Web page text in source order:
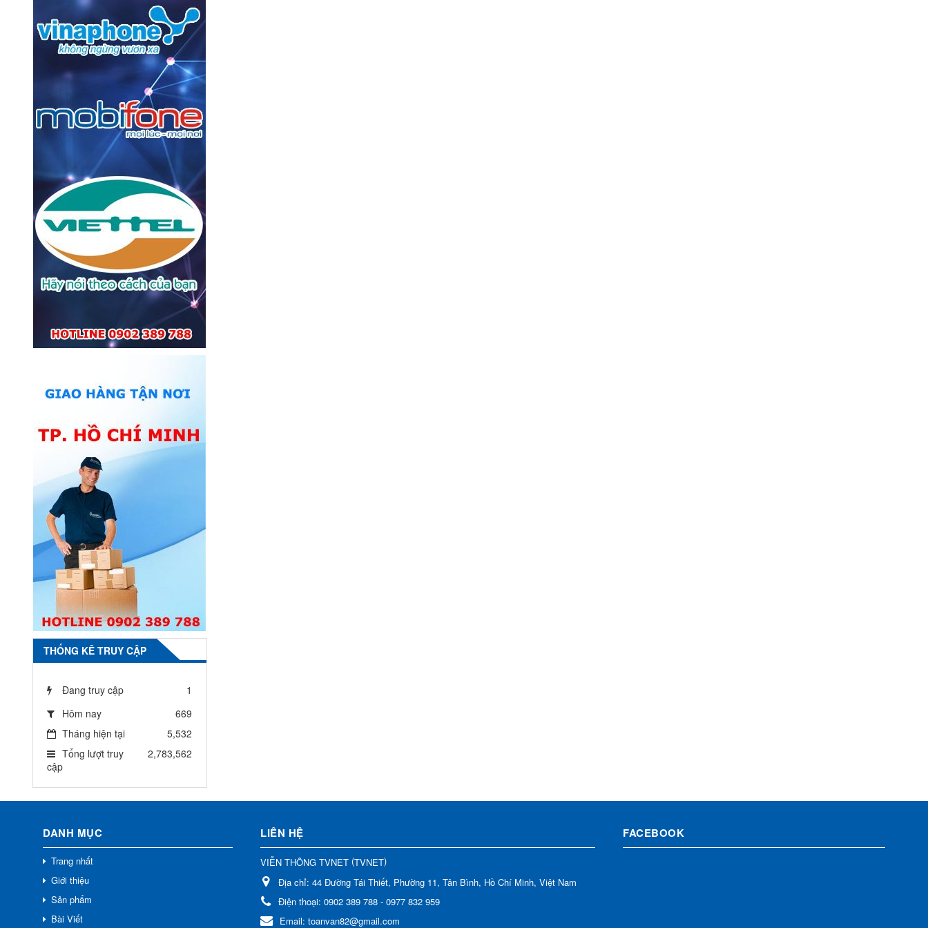
THỐNG KÊ TRUY CẬP
Đang truy cập
1
Hôm nay
669
Tháng hiện tại
5,532
Tổng lượt truy
cập
2,783,562
DANH MỤC
Trang nhất
Giới thiệu
Sản phẩm
Bài Viết
LIÊN HỆ
VIỄN THÔNG TVNET (TVNET)
Địa chỉ: 44 Đường Tái Thiết, Phường 11, Tân Bình, Hồ Chí Minh, Việt Nam
Điện thoại: 0902 389 788 - 0977 832 959
Email: toanvan82@gmail.com
FACEBOOK